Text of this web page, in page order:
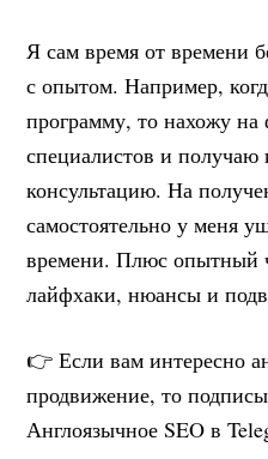
Я сам время от времени
с опытом. Например,
программу, то нахожу
специалистов и получаю
консультацию. На
самостоятельно у меня
времени. Плюс опытный
лайфхаки, нюансы и
👉 Если вам интересно
продвижение, то
Англоязычное SEO в